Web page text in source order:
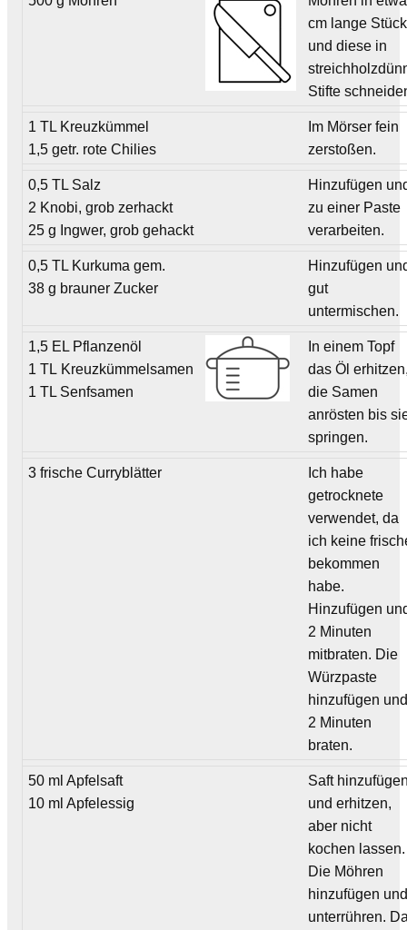
cm lange
und diese in
Stifte
1 TL Kreuzkümmel
1,5 getr. rote Chilies
Im Mörser fein
zerstoßen.
0,5 TL Salz
2 Knobi, grob zerhackt
25 g Ingwer, grob gehackt
Hinzufügen
zu einer Paste
verarbeiten.
0,5 TL Kurkuma gem.
38 g brauner Zucker
Hinzufügen
gut
untermischen.
1,5 EL Pflanzenöl
1 TL Kreuzkümmelsamen
1 TL Senfsamen
In einem Topf
das Öl
die Samen
anrösten bis
springen.
3 frische Curryblätter
Ich habe
getrocknete
verwendet, da
ich keine
bekommen
habe.
Hinzufügen
2 Minuten
mitbraten. Die
Würzpaste
hinzufügen
2 Minuten
braten.
50 ml Apfelsaft
10 ml Apfelessig
Saft
und erhitzen,
aber nicht
kochen lassen.
Die Möhren
hinzufügen
unterrühren.